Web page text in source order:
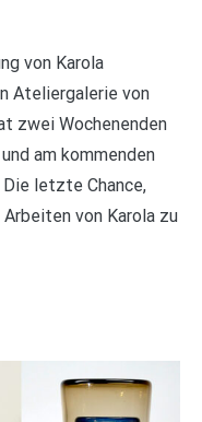
von Karola
Ateliergalerie von
zwei Wochenenden
am kommenden
letzte Chance,
von Karola zu